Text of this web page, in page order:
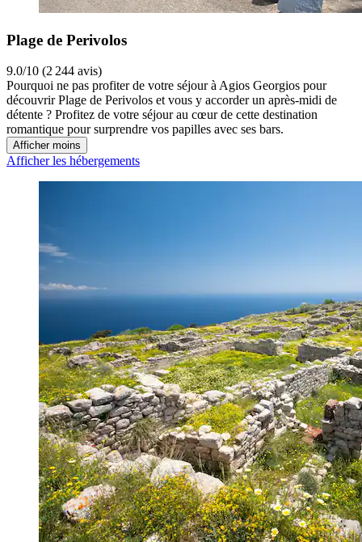
Plage de Perivolos
9.0/10 (2 244 avis)
Pourquoi ne pas profiter de votre séjour à Agios Georgios pour
découvrir Plage de Perivolos et vous y accorder un après-midi de
détente ? Profitez de votre séjour au cœur de cette destination
romantique pour surprendre vos papilles avec ses bars.
Afficher moins
Afficher les hébergements